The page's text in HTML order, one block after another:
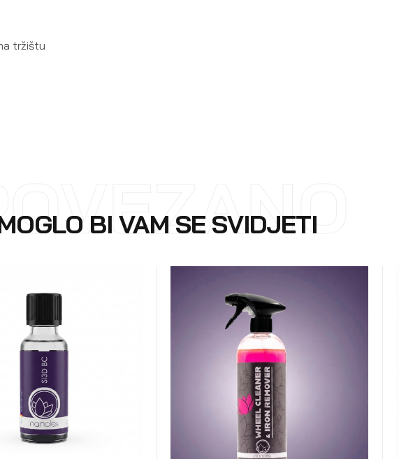
tržištu
BI VAM SE SVIDJETI